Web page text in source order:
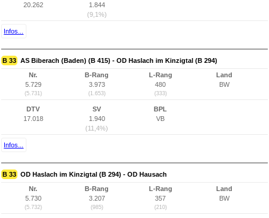
20.262
1.844
(9,1%)
Infos...
B 33 AS Biberach (Baden) (B 415) - OD Haslach im Kinzigtal (B 294)
Nr.
5.729
(5.731)
B-Rang
3.973
(1.653)
L-Rang
480
(333)
Land
BW
DTV
17.018
SV
1.940
(11,4%)
BPL
VB
Infos...
B 33 OD Haslach im Kinzigtal (B 294) - OD Hausach
Nr.
5.730
(5.732)
B-Rang
3.207
(985)
L-Rang
357
(210)
Land
BW